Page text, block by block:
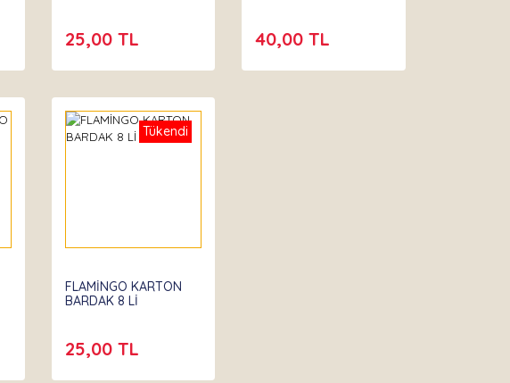
25,00 TL 40,00 TL
Tükendi
FLAMİNGO KARTON
BARDAK 8 Lİ
25,00 TL